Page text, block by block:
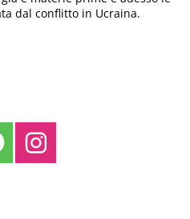
dal conflitto in Ucraina.